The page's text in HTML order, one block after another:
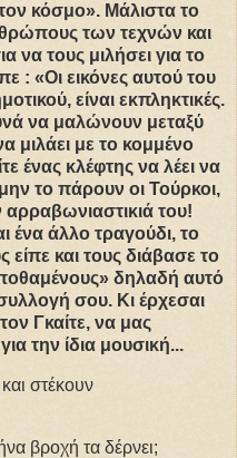
κόσμο». Μάλιστα το
των τεχνών και
να τους μιλήσει για το
: «Οι εικόνες αυτού του
είναι εκπληκτικές.
να μαλώνουν μεταξύ
μιλάει με το κομμένο
ένας κλέφτης να λέει να
το πάρουν οι Τούρκοι,
του!
ένα άλλο τραγούδι, το
είπε και τους διάβασε το
δηλαδή αυτό
σου. Κι έρχεσαι
Γκαίτε, να μας
την ίδια μουσική...
στέκουν
βροχή τα δέρνει;